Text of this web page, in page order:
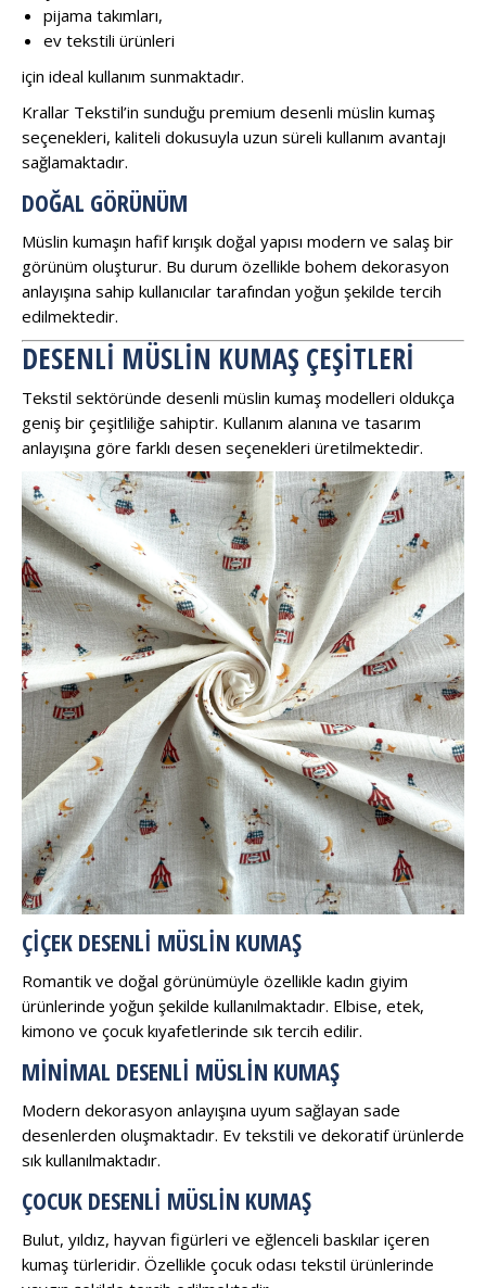
pijama takımları,
ev tekstili ürünleri
için ideal kullanım sunmaktadır.
Krallar Tekstil’in sunduğu premium desenli müslin kumaş
seçenekleri, kaliteli dokusuyla uzun süreli kullanım avantajı
sağlamaktadır.
DOĞAL GÖRÜNÜM
Müslin kumaşın hafif kırışık doğal yapısı modern ve salaş bir
görünüm oluşturur. Bu durum özellikle bohem dekorasyon
anlayışına sahip kullanıcılar tarafından yoğun şekilde tercih
edilmektedir.
DESENLI MÜSLIN KUMAŞ ÇEŞITLERI
Tekstil sektöründe desenli müslin kumaş modelleri oldukça
geniş bir çeşitliliğe sahiptir. Kullanım alanına ve tasarım
anlayışına göre farklı desen seçenekleri üretilmektedir.
ÇIÇEK DESENLI MÜSLIN KUMAŞ
Romantik ve doğal görünümüyle özellikle kadın giyim
ürünlerinde yoğun şekilde kullanılmaktadır. Elbise, etek,
kimono ve çocuk kıyafetlerinde sık tercih edilir.
MINIMAL DESENLI MÜSLIN KUMAŞ
Modern dekorasyon anlayışına uyum sağlayan sade
desenlerden oluşmaktadır. Ev tekstili ve dekoratif ürünlerde
sık kullanılmaktadır.
ÇOCUK DESENLI MÜSLIN KUMAŞ
Bulut, yıldız, hayvan figürleri ve eğlenceli baskılar içeren
kumaş türleridir. Özellikle çocuk odası tekstil ürünlerinde